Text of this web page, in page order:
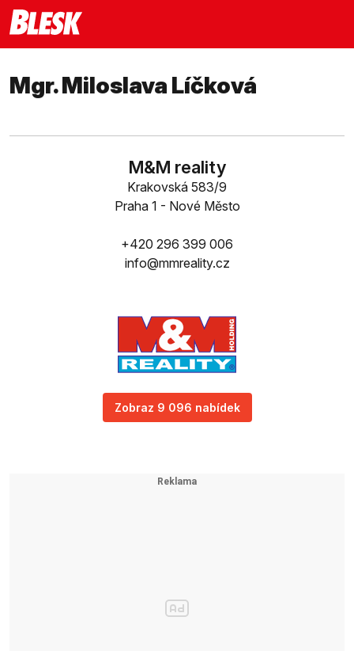
Mgr. Miloslava Líčková
M&M reality
Krakovská 583/9
Praha 1 - Nové Město
+420 296 399 006
info@mmreality.cz
Zobraz 9 096 nabídek